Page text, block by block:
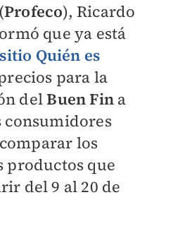
Profeco), Ricardo
que ya está
Quién es
para la
delBuen Fina
consumidores
los
productos que
del 9 al 20 de